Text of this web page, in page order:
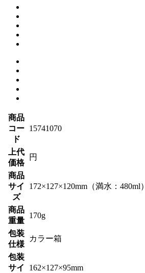
商品
コー
ド
15741070
上代
価格
円
商品
サイ
ズ
172×127×120mm（満水：480ml）
商品
重量
170g
包装
仕様
カラー箱
包装
サイ
162×127×95mm